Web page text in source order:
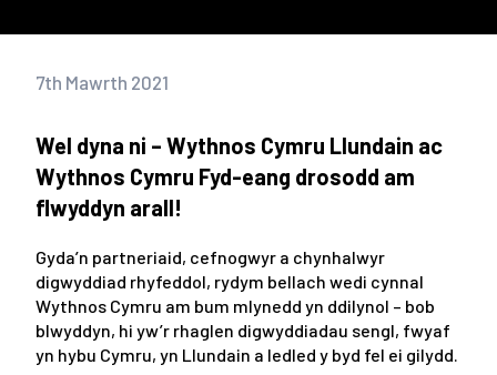
7th Mawrth 2021
Wel dyna ni – Wythnos Cymru Llundain ac
Wythnos Cymru Fyd-eang drosodd am
flwyddyn arall!
Gyda’n partneriaid, cefnogwyr a chynhalwyr
digwyddiad rhyfeddol, rydym bellach wedi cynnal
Wythnos Cymru am bum mlynedd yn ddilynol – bob
blwyddyn, hi yw’r rhaglen digwyddiadau sengl, fwyaf
yn hybu Cymru, yn Llundain a ledled y byd fel ei gilydd.